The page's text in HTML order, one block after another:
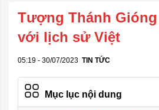
Tượng Thánh Gióng
với lịch sử Việt
05:19 - 30/07/2023 TIN TỨC
Mục lục nội dung